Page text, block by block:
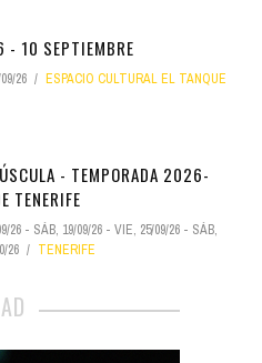
- 10 SEPTIEMBRE
26 ESPACIO CULTURAL EL TANQUE
- TEMPORADA 2026-
TENERIFE
26 - SÁB, 19/09/26 - VIE, 25/09/26 - SÁB,
26 TENERIFE
AD